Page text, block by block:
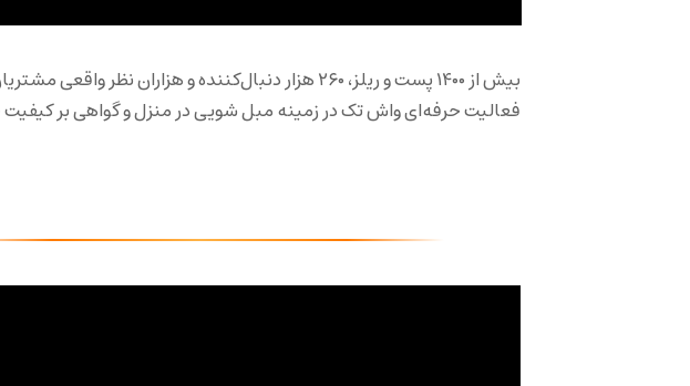
بیش از ۱۴۰۰ پست و ریلز، ۲۶۰ هزار دنبال‌کننده و هزاران
فعالیت حرفه‌ای واش تک در زمینه مبل شویی در منزل و گواهی بر